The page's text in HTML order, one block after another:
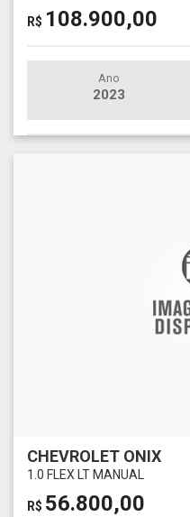
R$ 108.900,00
Ano
2023
CHEVROLET ONIX
1.0 FLEX LT MANUAL
R$ 56.800,00